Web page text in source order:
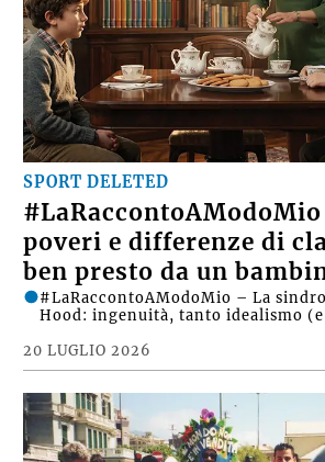
SPORT DELETED
poveri e differenze di
ben presto da un
20 LUGLIO 2026
#LaRaccontoAModoMio – La
Hood: ingenuità, tanto idealismo